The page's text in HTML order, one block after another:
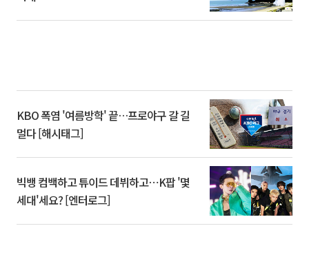
KBO 폭염 '여름방학' 끝…프로야구 갈 길
멀다 [해시태그]
빅뱅 컴백하고 튜이드 데뷔하고⋯K팝 '몇
세대'세요? [엔터로그]